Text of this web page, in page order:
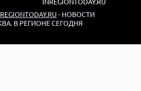
- НОВОСТИ
В РЕГИОНЕ СЕГОДНЯ